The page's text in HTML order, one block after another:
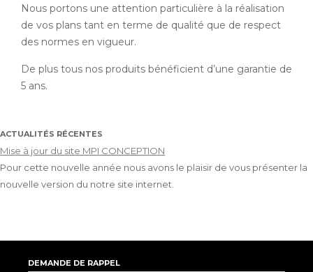
Nous portons une attention particulière à la réalisation
de vos plans tant en terme de qualité que de respect
des normes en vigueur.
De plus tous nos produits bénéficient d’une garantie de
5 ans.
ACTUALITÉS RÉCENTES
Mise à jour du site MPI CONCEPTION
Pour cette nouvelle année nous avons le plaisir de vous présenter la
nouvelle version du notre site internet.
DEMANDE DE RAPPEL